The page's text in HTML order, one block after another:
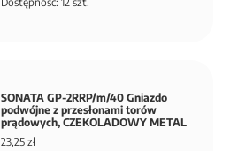
SONATA GP-2RRP/m/40 Gniazdo
podwójne z przesłonami torów
prądowych, CZEKOLADOWY METAL
23,25 zł